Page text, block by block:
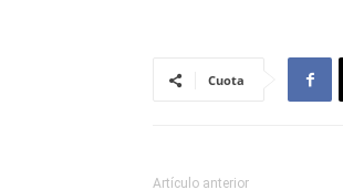
Cuota
Artículo anterior